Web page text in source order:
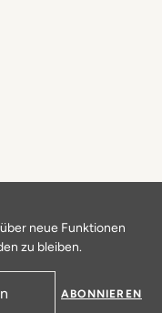
neue Funktionen
zu bleiben.
ABONNIEREN